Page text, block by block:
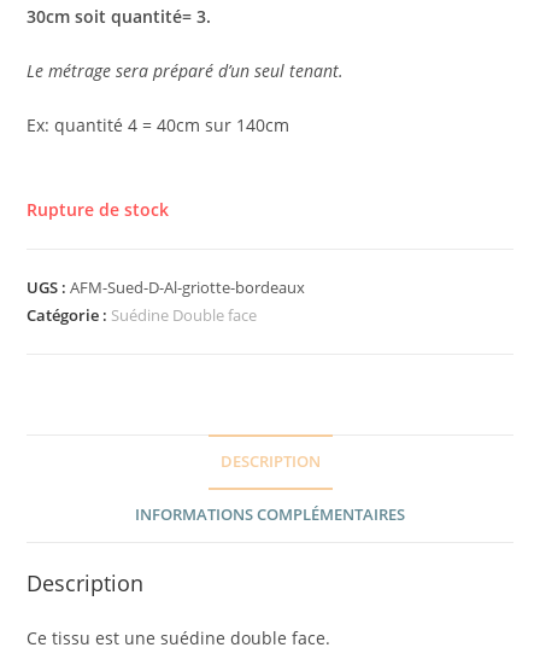
30cm soit quantité= 3.
Le métrage sera préparé d’un seul tenant.
Ex: quantité 4 = 40cm sur 140cm
Rupture de stock
UGS :AFM-Sued-D-Al-griotte-bordeaux
Catégorie : Suédine Double face
DESCRIPTION
INFORMATIONS COMPLÉMENTAIRES
Description
Ce tissu est une suédine double face.